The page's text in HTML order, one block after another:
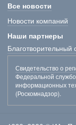
Все новости
Новости компаний
Наши партнеры
Свидетельство о
Федеральной
информационных
(Роскомнадзор).